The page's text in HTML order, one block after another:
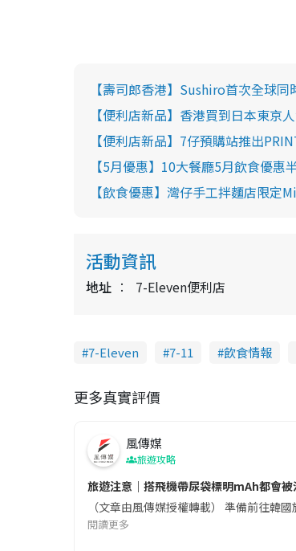
【壽司郎香港】Sushiro首次全球
【便利店新品】香港買到日本東京
【便利店新品】7仔預購站推出
【5月優惠】10大餐廳5月飲食優
【飲食優惠】灣仔手工拌麵店限定
活動資訊
地址 7-Eleven便利店
7-Eleven 7-11 飲食情報
更多真實評價
風傳媒
旅遊攻略
旅遊注意｜搭飛機帶尿袋標明mAh都會被
（文章由風傳媒授權轉載） 準備前往
閱讀更多